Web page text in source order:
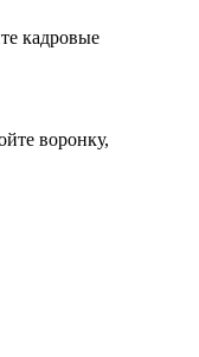
кадровые
воронку,